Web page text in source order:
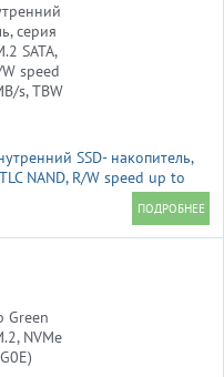
SSD- накопитель,
NAND, R/W speed up to